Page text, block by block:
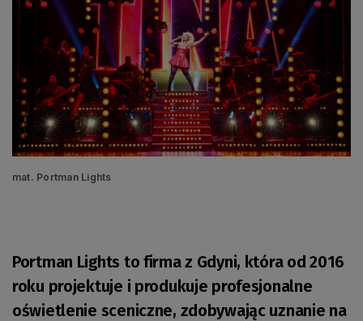
mat. Portman Lights
Portman Lights to firma z Gdyni, która od 2016
roku projektuje i produkuje profesjonalne
oświetlenie sceniczne, zdobywając uznanie na